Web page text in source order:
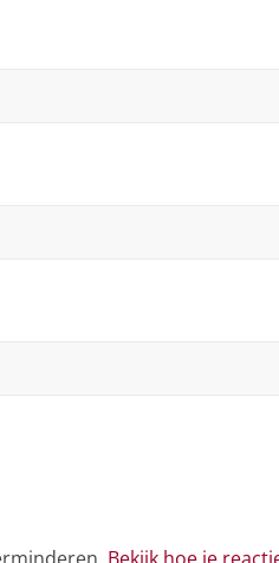
Bekijk hoe je